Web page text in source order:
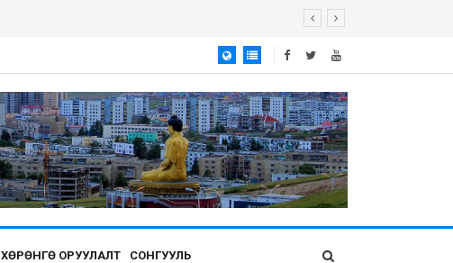
ХӨРӨНГӨ ОРУУЛАЛТ СОНГУУЛЬ